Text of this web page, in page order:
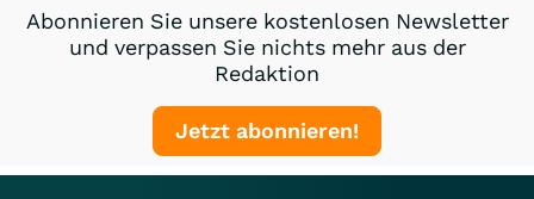
Abonnieren Sie unsere kostenlosen Newsletter
und verpassen Sie nichts mehr aus der
Redaktion
Jetzt abonnieren!